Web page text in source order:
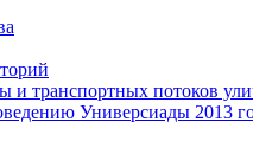
и транспортных потоков
Универсиады 2013